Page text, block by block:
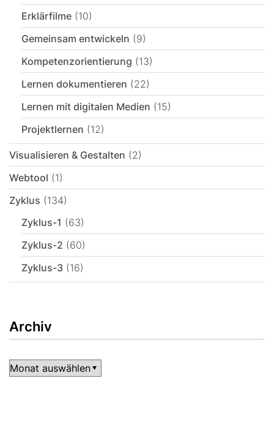
Erklärfilme (10)
Gemeinsam entwickeln (9)
Kompetenzorientierung (13)
Lernen dokumentieren (22)
Lernen mit digitalen Medien (15)
Projektlernen (12)
Visualisieren & Gestalten (2)
Webtool (1)
Zyklus (134)
Zyklus-1 (63)
Zyklus-2 (60)
Zyklus-3 (16)
Archiv
Archiv